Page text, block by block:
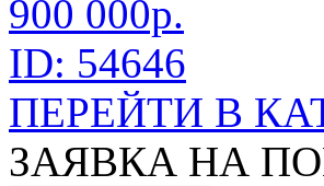
900 000р.
ID: 54646
ПЕРЕЙТИ В
ЗАЯВКА НА